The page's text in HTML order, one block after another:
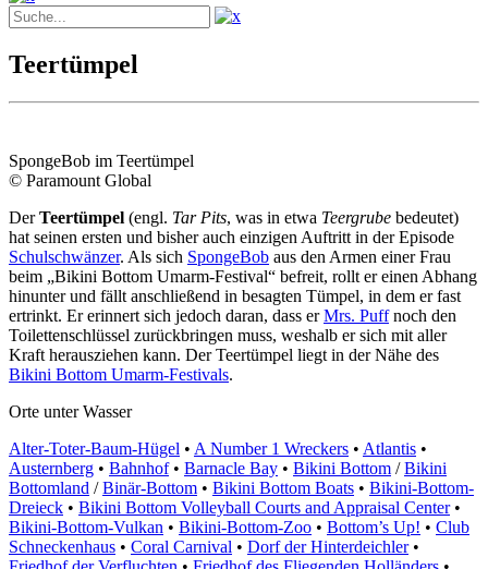
Teertümpel
SpongeBob im Teertümpel
© Paramount Global
DerTeertümpel (engl. Tar Pits, was in etwa Teergrube bedeutet)
hat seinen ersten und bisher auch einzigen Auftritt in der Episode
Schulschwänzer. Als sich SpongeBob aus den Armen einer Frau
beim „Bikini Bottom Umarm-Festival“ befreit, rollt er einen Abhang
hinunter und fällt anschließend in besagten Tümpel, in dem er fast
ertrinkt. Er erinnert sich jedoch daran, dass erMrs. Puffnoch den
Toilettenschlüssel zurückbringen muss, weshalb er sich mit aller
Kraft herausziehen kann. Der Teertümpel liegt in der Nähe des
Bikini Bottom Umarm-Festivals.
Orte unter Wasser
Alter-Toter-Baum-Hügel • A Number 1 Wreckers • Atlantis •
Austernberg • Bahnhof• Barnacle Bay • Bikini Bottom /Bikini
Bottomland /Binär-Bottom • Bikini Bottom Boats • Bikini-Bottom-
Dreieck • Bikini Bottom Volleyball Courts and Appraisal Center•
Bikini-Bottom-Vulkan • Bikini-Bottom-Zoo • Bottom’s Up! • Club
Schneckenhaus • Coral Carnival • Dorf der Hinterdeichler•